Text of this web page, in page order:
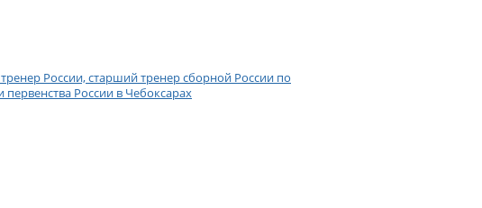
России, старший тренер сборной России по
России в Чебоксарах